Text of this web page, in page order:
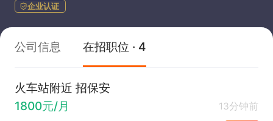
企业认证
公司信息 在招职位 · 4
火车站附近 招保安
1800元/月
13分钟前